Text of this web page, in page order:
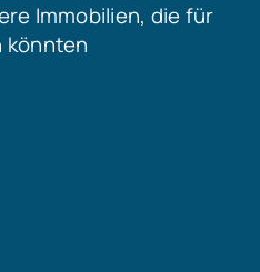
Immobilien, die für
könnten